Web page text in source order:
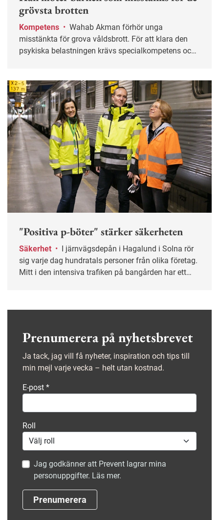
grövsta brotten
Kompetens •
misstänkta för grova våldsbrott. För att klara den
psykiska belastningen krävs specialkompetens och
"Positiva p-böter" stärker säkerheten
Säkerhet •
sig varje dag hundratals personer från olika företag.
Mitt i den intensiva trafiken på bangården har ett
Prenumerera på nyhetsbrevet
Ja tack, jag vill få nyheter, inspiration och tips till
min mejl varje vecka – helt utan kostnad.
E-post *
Roll
Jag godkänner att Prevent lagrar mina
personuppgifter. Läs mer.
Prenumerera